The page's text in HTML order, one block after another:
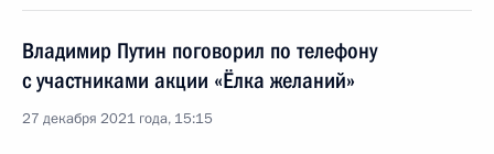
Владимир Путин поговорил по телефону
с участниками акции «Ёлка желаний»
27 декабря 2021 года, 15:15